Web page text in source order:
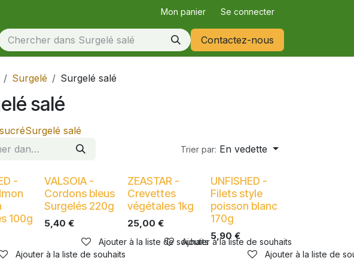
Mon panier Se connecter
Contactez-nous
Surgelé Surgelé salé
salé
Surgelé salé
Trier par: En vedette
-
100g
Ajouter à la liste de souhaits
VALSOIA -
Cordons bleus
Surgelés 220g
5,40 €
Ajouter à la liste de souhaits
ZEASTAR -
Crevettes
végétales 1kg
25,00 €
Ajouter à la liste de souhaits
UNFISHED -
Filets style
poisson blanc
170g
5,90 €
Ajouter à la liste de